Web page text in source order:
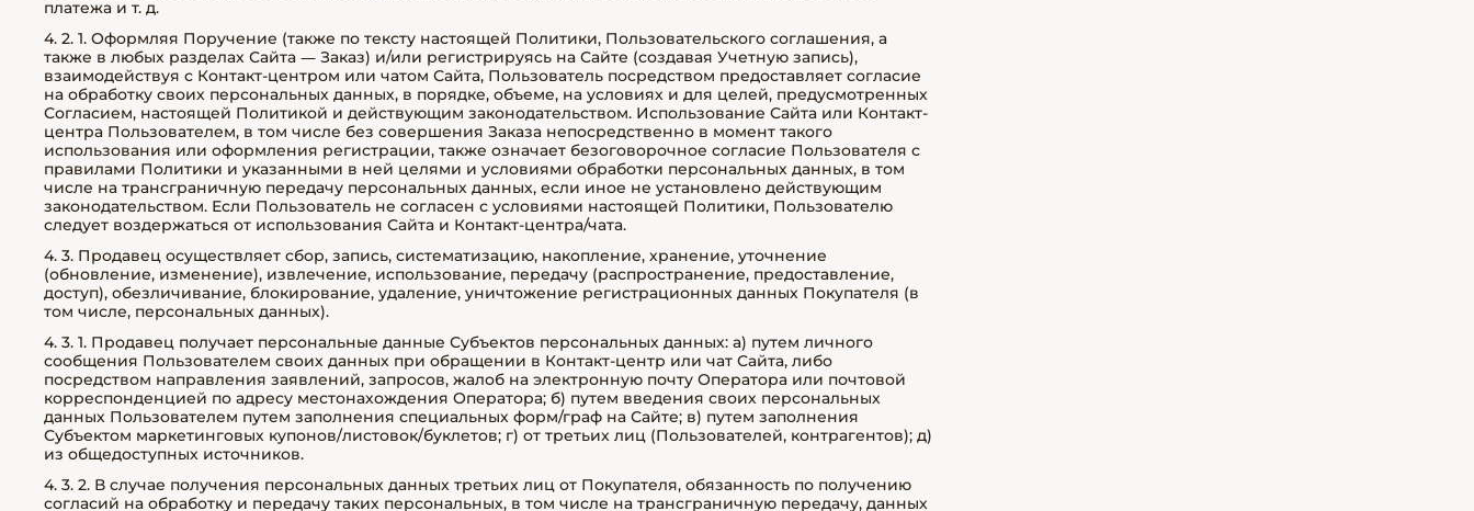
платежа и т. д.
4. 2. 1. Оформляя Поручение (также по тексту настоящей Политики, Пользовательского соглашения, а
также в любых разделах Сайта — Заказ) и/или регистрируясь на Сайте (создавая Учетную запись),
взаимодействуя с Контакт-центром или чатом Сайта, Пользователь посредством предоставляет согласие
на обработку своих персональных данных, в порядке, объеме, на условиях и для целей, предусмотренных
Согласием, настоящей Политикой и действующим законодательством. Использование Сайта или Контакт-
центра Пользователем, в том числе без совершения Заказа непосредственно в момент такого
использования или оформления регистрации, также означает безоговорочное согласие Пользователя с
правилами Политики и указанными в ней целями и условиями обработки персональных данных, в том
числе на трансграничную передачу персональных данных, если иное не установлено действующим
законодательством. Если Пользователь не согласен с условиями настоящей Политики, Пользователю
следует воздержаться от использования Сайта и Контакт-центра/чата.
4. 3. Продавец осуществляет сбор, запись, систематизацию, накопление, хранение, уточнение
(обновление, изменение), извлечение, использование, передачу (распространение, предоставление,
доступ), обезличивание, блокирование, удаление, уничтожение регистрационных данных Покупателя (в
том числе, персональных данных).
4. 3. 1. Продавец получает персональные данные Субъектов персональных данных: а) путем личного
сообщения Пользователем своих данных при обращении в Контакт-центр или чат Сайта, либо
посредством направления заявлений, запросов, жалоб на электронную почту Оператора или почтовой
корреспонденцией по адресу местонахождения Оператора; б) путем введения своих персональных
данных Пользователем путем заполнения специальных форм/граф на Сайте; в) путем заполнения
Субъектом маркетинговых купонов/листовок/буклетов; г) от третьих лиц (Пользователей, контрагентов); д)
из общедоступных источников.
4. 3. 2. В случае получения персональных данных третьих лиц от Покупателя, обязанность по получению
согласий на обработку и передачу таких персональных, в том числе на трансграничную передачу, данных